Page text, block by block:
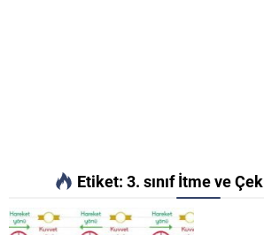
Etiket: 3. sınıf İtme ve